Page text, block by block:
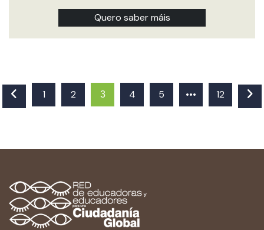
Quero saber máis
1 2 3 4 5 ••• 12